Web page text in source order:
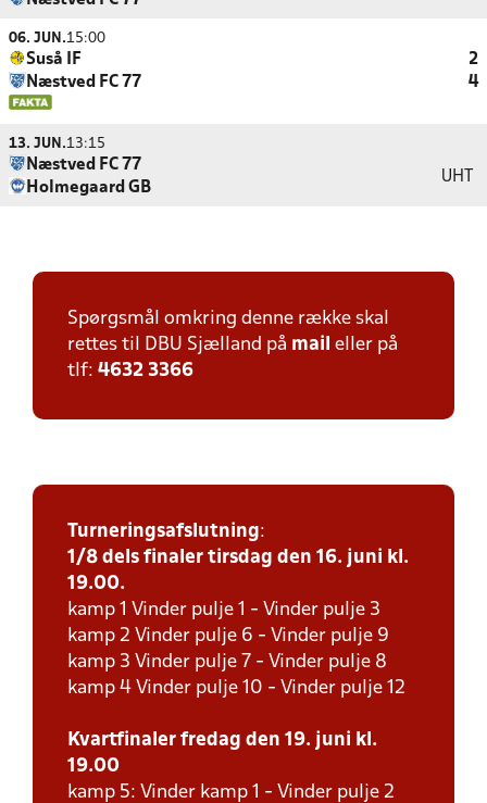
06. JUN.15:00
Suså IF
2
Næstved FC 77
4
13. JUN.13:15
Næstved FC 77
Holmegaard GB
UHT
Spørgsmål omkring denne række skal
rettes til DBU Sjælland på mail eller på
tlf: 4632 3366
Turneringsafslutning:
1/8 dels finaler tirsdag den 16. juni kl.
19.00.
kamp 1 Vinder pulje 1 - Vinder pulje 3
kamp 2 Vinder pulje 6 - Vinder pulje 9
kamp 3 Vinder pulje 7 - Vinder pulje 8
kamp 4 Vinder pulje 10 - Vinder pulje 12
Kvartfinaler fredag den 19. juni kl.
19.00
kamp 5: Vinder kamp 1 - Vinder pulje 2